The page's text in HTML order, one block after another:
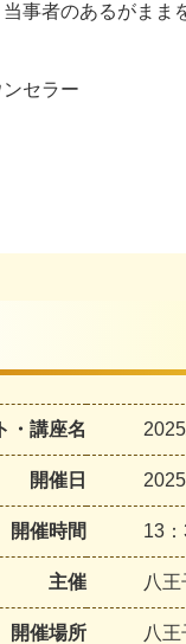
事者のあるがまま
セラー
・講座名
開催日
開催時間 13
主催 八王
開催場所 八